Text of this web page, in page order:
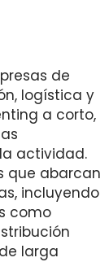
de
logística y
a corto,
actividad.
que abarcan
incluyendo
como
larga